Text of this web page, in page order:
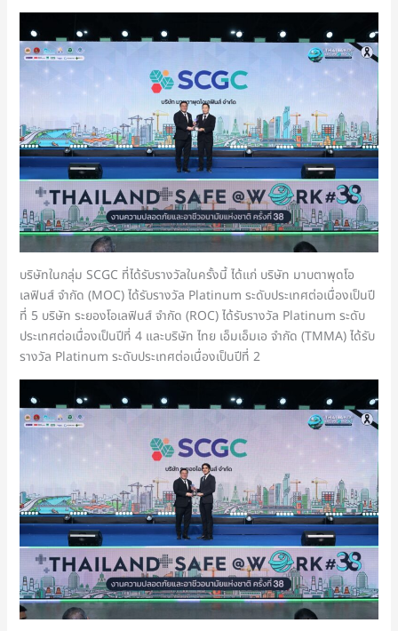
บริษัทในกลุ่ม SCGC ที่ได้รับรางวัลในครั้งนี้ ได้แก่ บริษัท มาบตาพุดโอ
เลฟินส์ จำกัด (MOC) ได้รับรางวัล Platinum ระดับประเทศต่อเนื่องเป็นปี
ที่ 5 บริษัท ระยองโอเลฟินส์ จำกัด (ROC) ได้รับรางวัล Platinum ระดับ
ประเทศต่อเนื่องเป็นปีที่ 4 และบริษัท ไทย เอ็มเอ็มเอ จำกัด (TMMA) ได้รับ
รางวัล Platinum ระดับประเทศต่อเนื่องเป็นปีที่ 2